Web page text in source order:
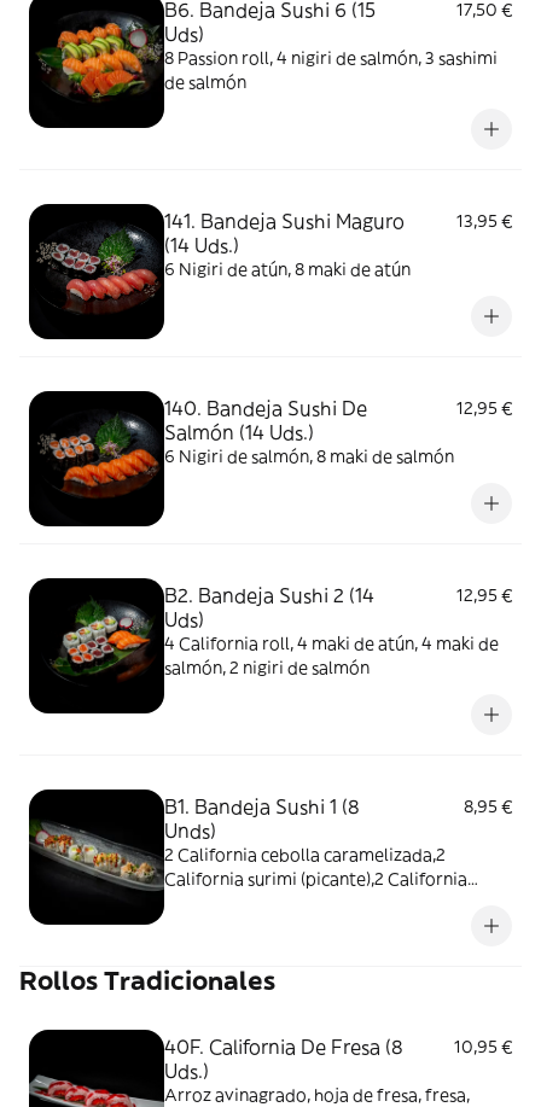
B6. Bandeja Sushi 6 (15
Uds)
17,50 €
8 Passion roll, 4 nigiri de salmón, 3 sashimi
de salmón
141. Bandeja Sushi Maguro
(14 Uds.)
13,95 €
6 Nigiri de atún, 8 maki de atún
140. Bandeja Sushi De
Salmón (14 Uds.)
12,95 €
6 Nigiri de salmón, 8 maki de salmón
B2. Bandeja Sushi 2 (14
Uds)
12,95 €
4 California roll, 4 maki de atún, 4 maki de
salmón, 2 nigiri de salmón
B1. Bandeja Sushi 1 (8
Unds)
8,95 €
2 California cebolla caramelizada,2
California surimi (picante),2 California
Rollos Tradicionales
40F. California De Fresa (8
Uds.)
10,95 €
Arroz avinagrado, hoja de fresa, fresa,